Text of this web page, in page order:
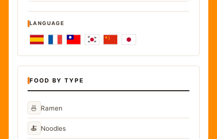
LANGUAGE
FOOD BY TYPE
🍜 Ramen
🍝 Noodles